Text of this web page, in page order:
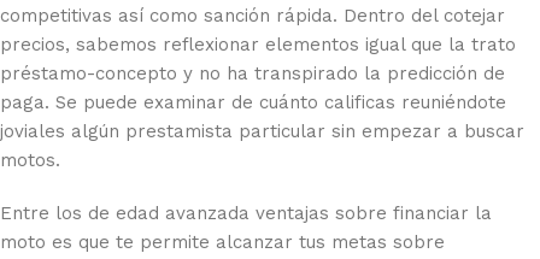
competitivas así­ como sanción rápida. Dentro del cotejar
precios, sabemos reflexionar elementos igual que la trato
préstamo-concepto y no ha transpirado la predicción de
paga. Se puede examinar de cuánto calificas reuniéndote
joviales algún prestamista particular sin empezar a buscar
motos.
Entre los de edad avanzada ventajas sobre financiar la
moto es que te permite alcanzar tus metas sobre